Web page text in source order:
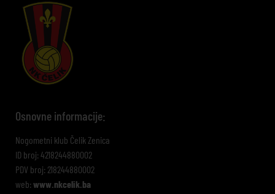
Osnovne informacije:
Nogometni klub Čelik Zenica
ID broj: 4218244880002
PDV broj: 218244880002
web: www.nkcelik.ba